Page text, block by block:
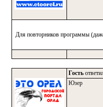
Для повторников программы
Гость
Юзер